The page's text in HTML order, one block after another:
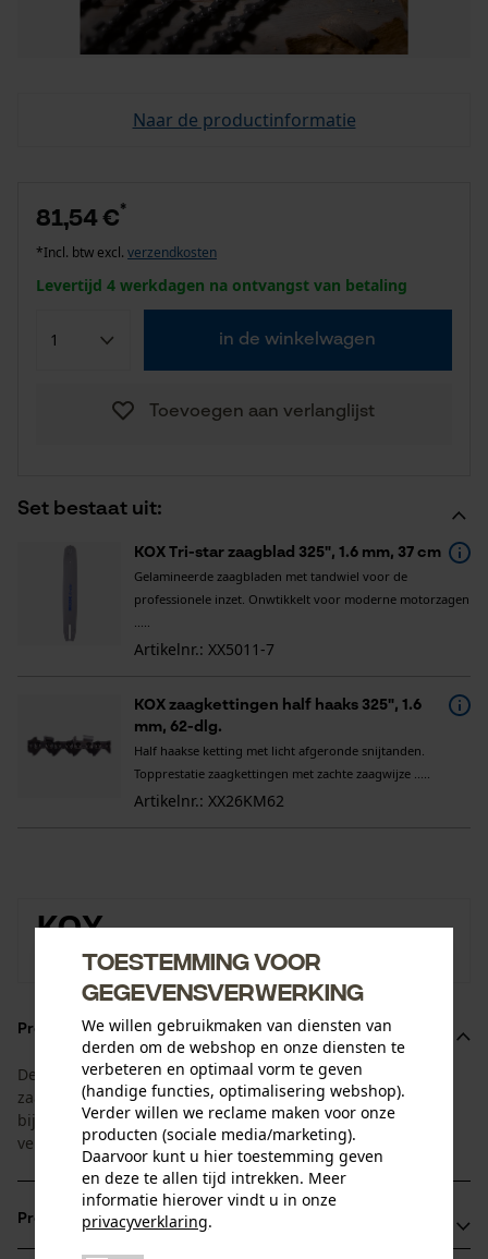
Naar de productinformatie
Set bestaat uit:
KOX Tri-star zaagblad 325", 1.6 mm, 37 cm
Gelamineerde zaagbladen met tandwiel voor de
professionele inzet. Onwtikkelt voor moderne motorzagen
.....
Artikelnr.: XX5011-7
KOX zaagkettingen half haaks 325", 1.6
mm, 62-dlg.
Half haakse ketting met licht afgeronde snijtanden.
Topprestatie zaagkettingen met zachte zaagwijze .....
Artikelnr.: XX26KM62
81,54 €*
*Incl. btw excl. verzendkosten
Levertijd 4 werkdagen na ontvangst van betaling
in de winkelwagen
Toevoegen aan verlanglijst
KOX
Naar de merkenshop van KOX
Productomschrijving
Deze voordeelsets zijn afgestemd op de standtijd van
zaagblad en zaagketting. U ontvangt 1 zaagblad met 4
bijpassende zaagkettingen. Zo heeft u altijd een
vervangende ketting bij de hand.
Productvoordelen
Toestemming voor
gegevensverwerking
We willen gebruikmaken van diensten van
derden om de webshop en onze diensten te
verbeteren en optimaal vorm te geven
(handige functies, optimalisering webshop).
Verder willen we reclame maken voor onze
producten (sociale media/marketing).
Daarvoor kunt u hier toestemming geven
en deze te allen tijd intrekken. Meer
informatie hierover vindt u in onze
privacyverklaring.